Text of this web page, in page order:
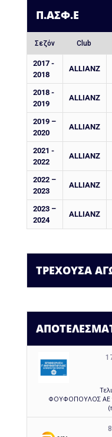
Π.ΑΣΦ.Ε
Σεζόν Club
2017 -
2018
ALLIANZ
2018 -
2019
ALLIANZ
2019 –
2020
ALLIANZ
2021 -
2022
ALLIANZ
2022 –
2023
ALLIANZ
2023 –
2024
ALLIANZ
ΤΡΕΧΟΥΣΑ
ΦΟΥΦΟΠΟΥΛΟΣ ΑΕ